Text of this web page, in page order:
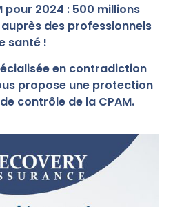
pour 2024 : 500 millions
des professionnels
santé !
en contradiction
propose une protection
contrôle de la CPAM.